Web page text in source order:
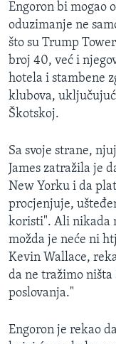
Engoron bi mogao
oduzimanje ne
što su Trump
broj 40, već i
hotela i stambene
klubova,
Škotskoj.
Sa svoje strane,
James zatražila je
New Yorku i da
procjenjuje,
koristi". Ali nikada
možda je neće ni
Kevin Wallace,
da ne tražimo
poslovanja."
Engoron je rekao